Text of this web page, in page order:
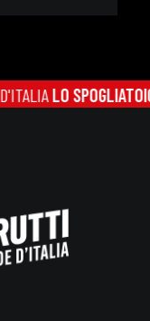
LO SPOGLIATOIO PIÙ